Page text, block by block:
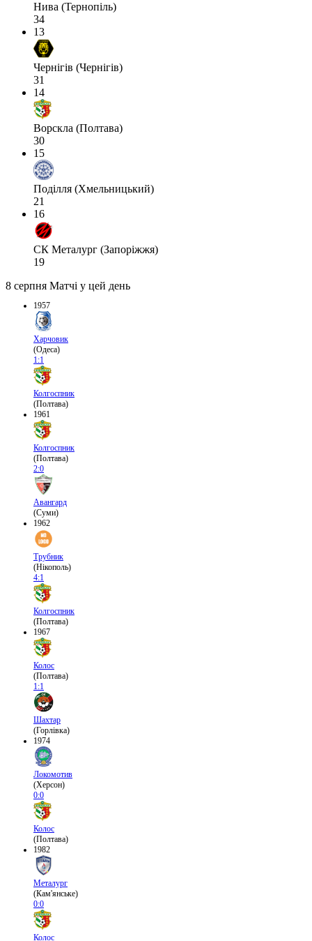
Нива (Тернопіль)
34
13
Чернігів (Чернігів)
31
14
Ворскла (Полтава)
30
15
Поділля (Хмельницький)
21
16
СК Металург (Запоріжжя)
19
8 серпня Матчі у цей день
1957
Харчовик
(Одеса)
1:1
Колгоспник
(Полтава)
1961
Колгоспник
(Полтава)
2:0
Авангард
(Суми)
1962
Трубник
(Нікополь)
4:1
Колгоспник
(Полтава)
1967
Колос
(Полтава)
1:1
Шахтар
(Горлівка)
1974
Локомотив
(Херсон)
0:0
Колос
(Полтава)
1982
Металург
(Кам'янське)
0:0
Колос